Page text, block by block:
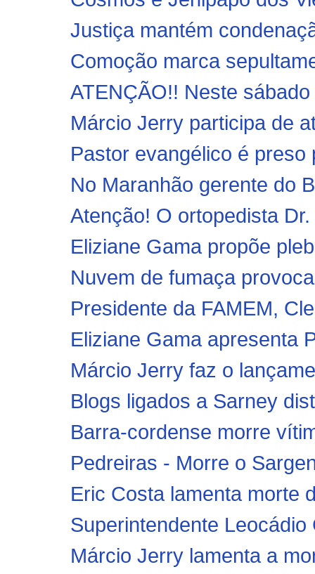
Justiça mantém
Comoção marca
ATENÇÃO!! Neste
Márcio Jerry participa de
Pastor evangélico é
No Maranhão gerente do
Atenção! O ortopedista
Eliziane Gama propõe
Nuvem de fumaça
Presidente da FAMEM,
Eliziane Gama apresenta
Márcio Jerry faz o
Blogs ligados a Sarney
Barra-cordense morre
Pedreiras - Morre o
Eric Costa lamenta morte
Superintendente
Márcio Jerry lamenta a